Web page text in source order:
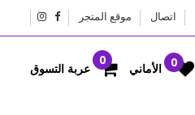
اتصال موقع المتجر
الأماني عربة التسوق